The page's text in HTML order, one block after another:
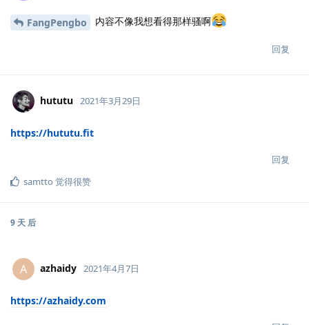
FangPengbo 内容不像我想看得那样骚啊
回复
hututu 2021年3月29日
https://hututu.fit
回复
samtto 觉得很赞
9 天 后
A azhaidy 2021年4月7日
https://azhaidy.com